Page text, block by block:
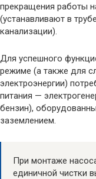
прекращения работы
(устанавливают в
канализации).
Для успешного
режиме (а также для
электроэнергии)
питания —
бензин),
заземлением.
При монтаже
единичной чистки